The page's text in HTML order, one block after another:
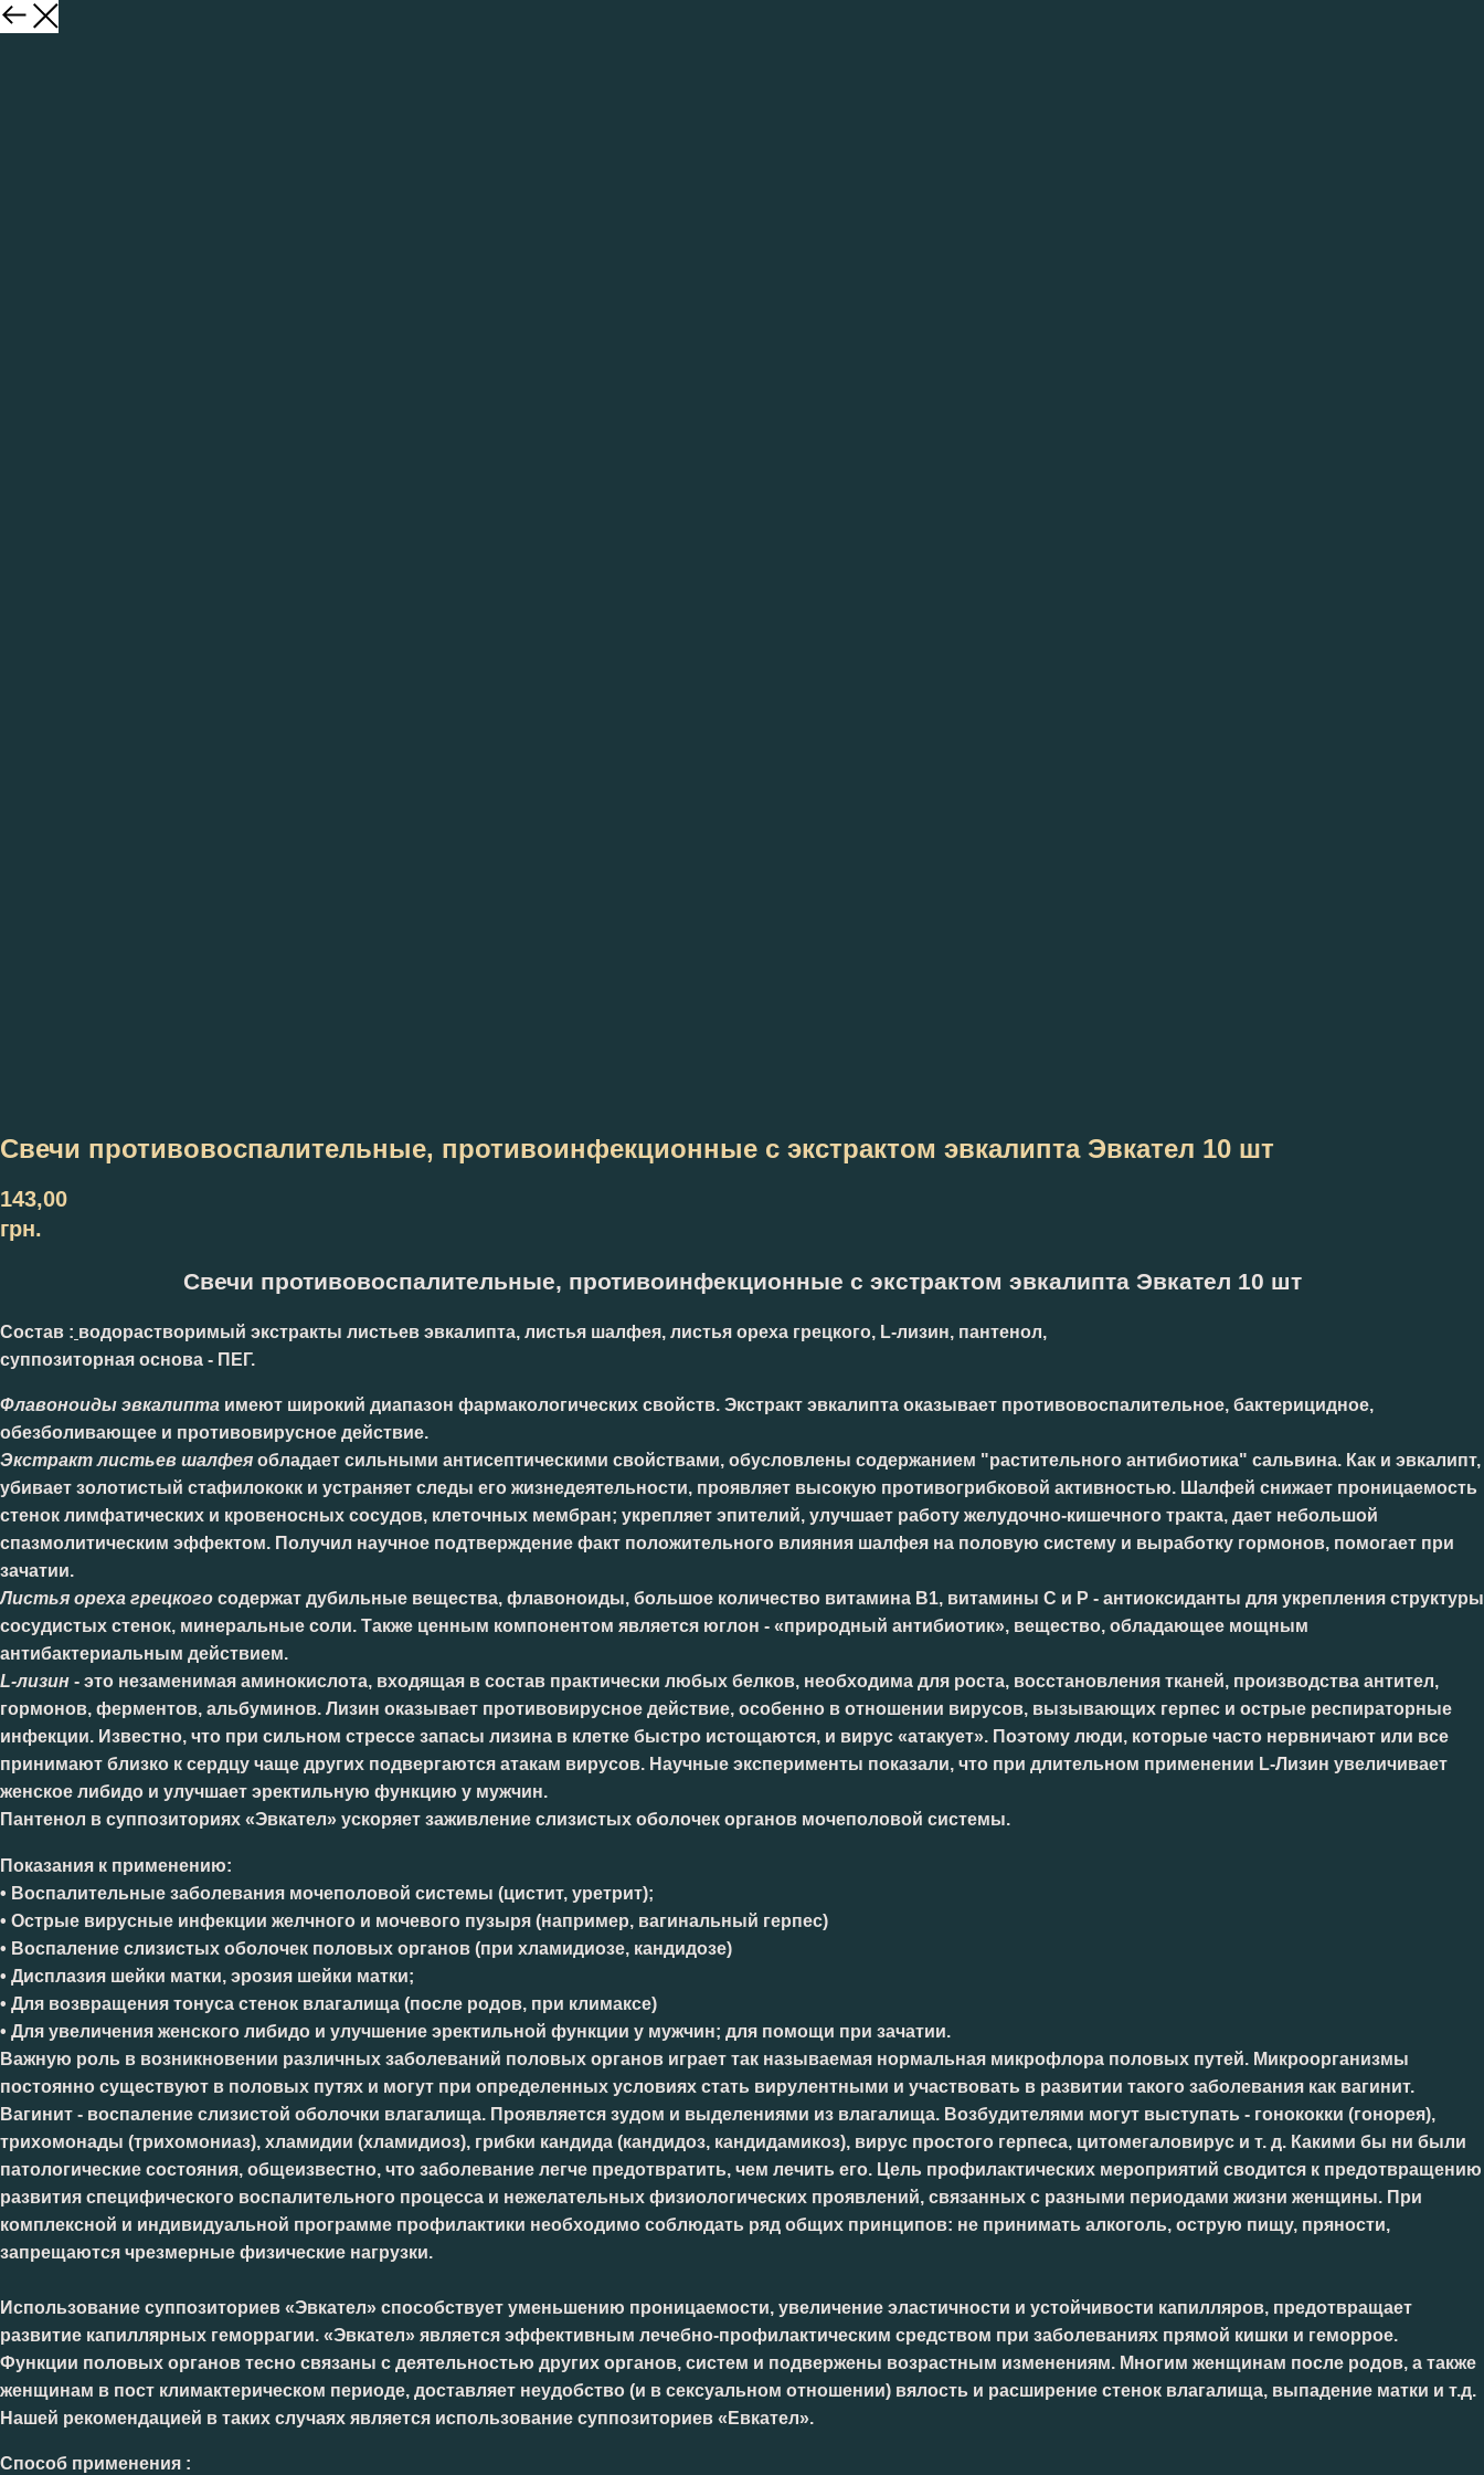
Свечи противовоспалительные, противоинфекционные с экстрактом эвкалипта Эвкател 10 шт
143,00
грн.
Свечи противовоспалительные, противоинфекционные с экстрактом эвкалипта Эвкател 10 шт
Состав : водорастворимый экстракты листьев эвкалипта, листья шалфея, листья ореха грецкого, L-лизин, пантенол,
суппозиторная основа - ПЕГ.
Флавоноиды эвкалипта имеют широкий диапазон фармакологических свойств. Экстракт эвкалипта оказывает противовоспалительное, бактерицидное,
обезболивающее и противовирусное действие.
Экстракт листьев шалфея обладает сильными антисептическими свойствами, обусловлены содержанием "растительного антибиотика" сальвина. Как и эвкалипт,
убивает золотистый стафилококк и устраняет следы его жизнедеятельности, проявляет высокую противогрибковой активностью. Шалфей снижает проницаемость
стенок лимфатических и кровеносных сосудов, клеточных мембран; укрепляет эпителий, улучшает работу желудочно-кишечного тракта, дает небольшой
спазмолитическим эффектом. Получил научное подтверждение факт положительного влияния шалфея на половую систему и выработку гормонов, помогает при
зачатии.
Листья ореха грецкого содержат дубильные вещества, флавоноиды, большое количество витамина B1, витамины C и P - антиоксиданты для укрепления структуры
сосудистых стенок, минеральные соли. Также ценным компонентом является юглон - «природный антибиотик», вещество, обладающее мощным
антибактериальным действием.
L-лизин - это незаменимая аминокислота, входящая в состав практически любых белков, необходима для роста, восстановления тканей, производства антител,
гормонов, ферментов, альбуминов. Лизин оказывает противовирусное действие, особенно в отношении вирусов, вызывающих герпес и острые респираторные
инфекции. Известно, что при сильном стрессе запасы лизина в клетке быстро истощаются, и вирус «атакует». Поэтому люди, которые часто нервничают или все
принимают близко к сердцу чаще других подвергаются атакам вирусов. Научные эксперименты показали, что при длительном применении L-Лизин увеличивает
женское либидо и улучшает эректильную функцию у мужчин.
Пантенол в суппозиториях «Эвкател» ускоряет заживление слизистых оболочек органов мочеполовой системы.
Показания к применению:
• Воспалительные заболевания мочеполовой системы (цистит, уретрит);
• Острые вирусные инфекции желчного и мочевого пузыря (например, вагинальный герпес)
• Воспаление слизистых оболочек половых органов (при хламидиозе, кандидозе)
• Дисплазия шейки матки, эрозия шейки матки;
• Для возвращения тонуса стенок влагалища (после родов, при климаксе)
• Для увеличения женского либидо и улучшение эректильной функции у мужчин; для помощи при зачатии.
Важную роль в возникновении различных заболеваний половых органов играет так называемая нормальная микрофлора половых путей. Микроорганизмы
постоянно существуют в половых путях и могут при определенных условиях стать вирулентными и участвовать в развитии такого заболевания как вагинит.
Вагинит - воспаление слизистой оболочки влагалища. Проявляется зудом и выделениями из влагалища. Возбудителями могут выступать - гонококки (гонорея),
трихомонады (трихомониаз), хламидии (хламидиоз), грибки кандида (кандидоз, кандидамикоз), вирус простого герпеса, цитомегаловирус и т. д. Какими бы ни были
патологические состояния, общеизвестно, что заболевание легче предотвратить, чем лечить его. Цель профилактических мероприятий сводится к предотвращению
развития специфического воспалительного процесса и нежелательных физиологических проявлений, связанных с разными периодами жизни женщины. При
комплексной и индивидуальной программе профилактики необходимо соблюдать ряд общих принципов: не принимать алкоголь, острую пищу, пряности,
запрещаются чрезмерные физические нагрузки.
Использование суппозиториев «Эвкател» способствует уменьшению проницаемости, увеличение эластичности и устойчивости капилляров, предотвращает
развитие капиллярных геморрагии. «Эвкател» является эффективным лечебно-профилактическим средством при заболеваниях прямой кишки и геморрое.
Функции половых органов тесно связаны с деятельностью других органов, систем и подвержены возрастным изменениям. Многим женщинам после родов, а также
женщинам в пост климактерическом периоде, доставляет неудобство (и в сексуальном отношении) вялость и расширение стенок влагалища, выпадение матки и т.д.
Нашей рекомендацией в таких случаях является использование суппозиториев «Евкател».
Способ применения :